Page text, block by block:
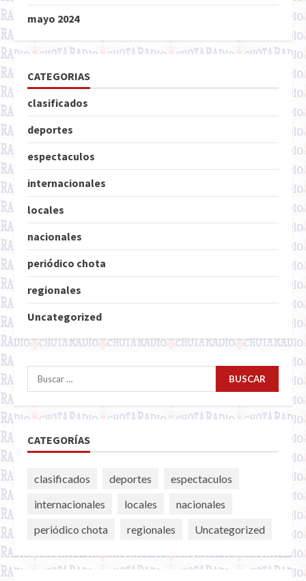
mayo 2024
CATEGORIAS
clasificados
deportes
espectaculos
internacionales
locales
nacionales
periódico chota
regionales
Uncategorized
Buscar:
CATEGORÍAS
clasificados deportes
espectaculos
internacionales
locales
nacionales
periódico chota
regionales Uncategorized